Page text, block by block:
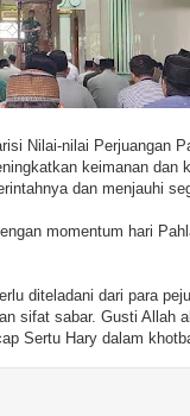
Nilai-nilai Perjuangan
keimanan dan
dan menjauhi
momentum hari
diteladani dari para
sifat sabar. Gusti Allah
Sertu Hary dalam